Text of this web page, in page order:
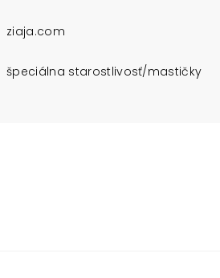
ziaja.com
špeciálna starostlivosť/mastičky